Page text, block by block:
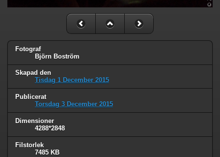
Fotograf
Björn Boström
Skapad den
Tisdag 1 December 2015
Publicerat
Torsdag 3 December 2015
Dimensioner
4288*2848
Filstorlek
7485 KB